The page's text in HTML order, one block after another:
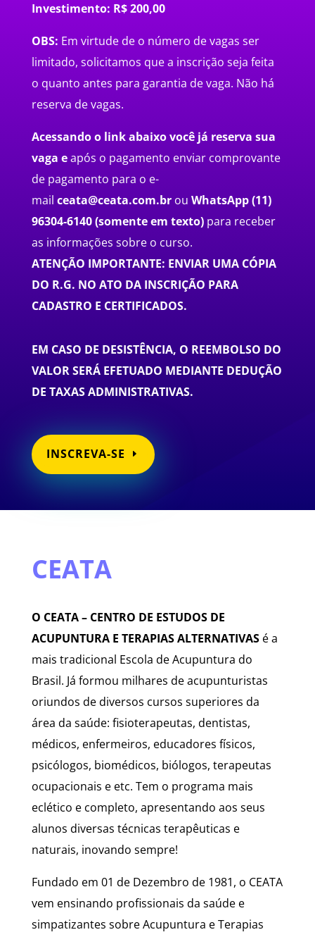
Investimento: R$ 200,00
OBS: Em virtude de o número de vagas ser
limitado, solicitamos que a inscrição seja feita
o quanto antes para garantia de vaga. Não há
reserva de vagas.
Acessando o link abaixo você já reserva sua
vaga eapós o pagamento enviar comprovante
de pagamento para o e-
mail ceata@ceata.com.br ou WhatsApp(11)
96304-6140 (somente em texto) para receber
as informações sobre o curso.
ATENÇÃO IMPORTANTE: ENVIAR UMA CÓPIA
DO R.G. NO ATO DA INSCRIÇÃO PARA
CADASTRO E CERTIFICADOS.
EM CASO DE DESISTÊNCIA, O REEMBOLSO DO
VALOR SERÁ EFETUADO MEDIANTE DEDUÇÃO
DE TAXAS ADMINISTRATIVAS.
INSCREVA-SE
CEATA
O CEATA – CENTRO DE ESTUDOS DE
ACUPUNTURA E TERAPIAS ALTERNATIVASé a
mais tradicional Escola de Acupuntura do
Brasil. Já formou milhares de acupunturistas
oriundos de diversos cursos superiores da
área da saúde: fisioterapeutas, dentistas,
médicos, enfermeiros, educadores físicos,
psicólogos, biomédicos, biólogos, terapeutas
ocupacionais e etc. Tem o programa mais
eclético e completo, apresentando aos seus
alunos diversas técnicas terapêuticas e
naturais, inovando sempre!
Fundado em 01 de Dezembro de 1981, o CEATA
vem ensinando profissionais da saúde e
simpatizantes sobre Acupuntura e Terapias